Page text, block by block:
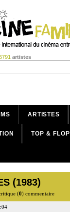
artistes
ARTISTES
TOP & FLOP
(1983)
(0) commentaire